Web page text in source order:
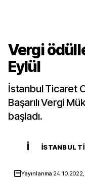
Vergi
Eylül
İstanbul Ticaret
Başarılı Vergi
başladı.
İ İSTANBUL
Yayınlanma